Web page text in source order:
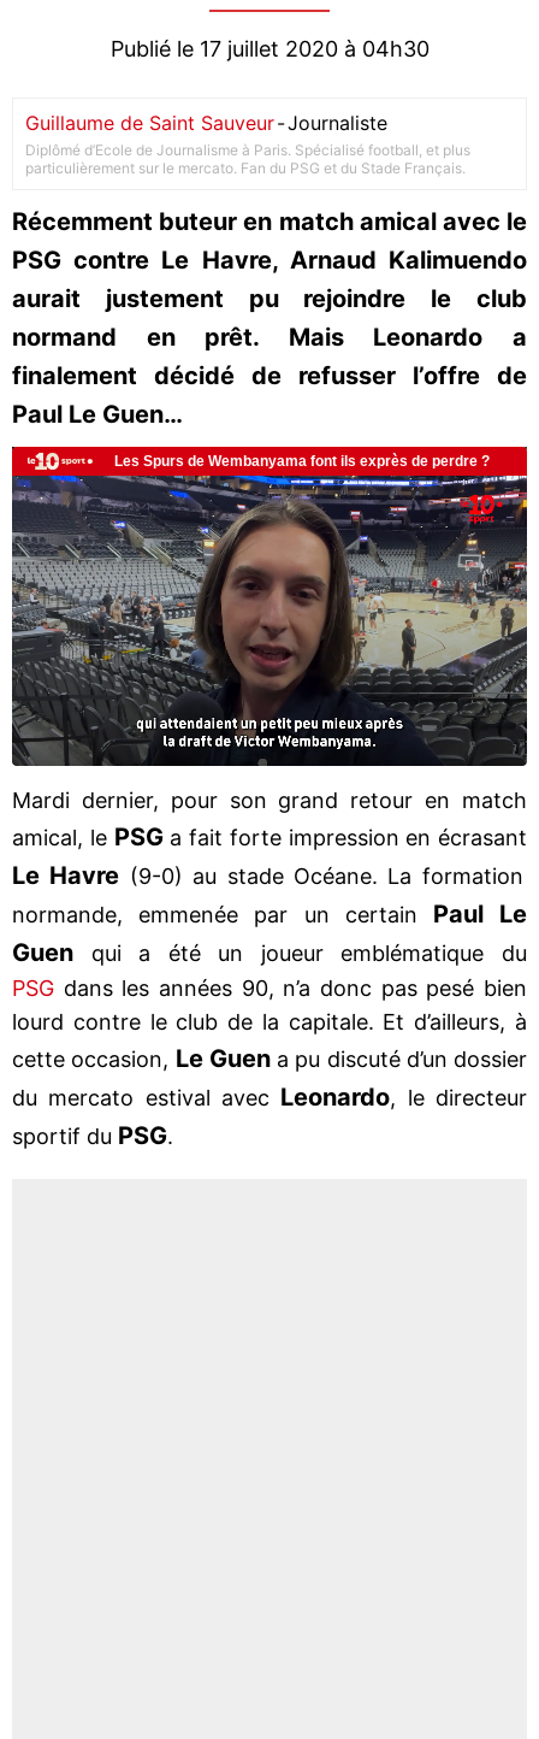
Publié le 17 juillet 2020 à 04h30
Guillaume de Saint Sauveur-Journaliste
Diplômé d’Ecole de Journalisme à Paris. Spécialisé football, et plus
particulièrement sur le mercato. Fan du PSG et du Stade Français.
Récemment buteur en match amical avec le
PSG contre Le Havre, Arnaud Kalimuendo
aurait justement pu rejoindre le club
normand en prêt. Mais Leonardo a
finalement décidé de refusser l’offre de
Paul Le Guen…
Mardi dernier, pour son grand retour en match
amical, le PSGa fait forte impression en écrasant
Le Havre (9-0) au stade Océane. La formation
normande, emmenée par un certain Paul Le
Guen qui a été un joueur emblématique du
PSG dans les années 90, n’a donc pas pesé bien
lourd contre le club de la capitale. Et d’ailleurs, à
cette occasion, Le Guena pu discuté d’un dossier
du mercato estival avec Leonardo, le directeur
sportif du PSG.